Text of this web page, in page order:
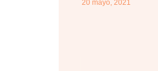
20 mayo, 2021